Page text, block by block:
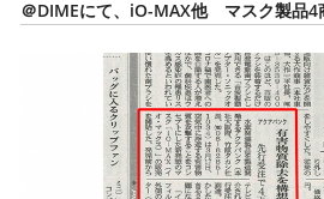
＠DIMEにて、iO-MAX他 マスク製品4